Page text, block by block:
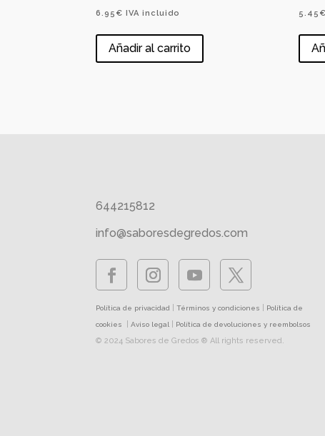
6.95 € IVA incluido
Añadir al carrito
5.45 €
644215812
info@saboresdegredos.com
Política de privacidad |Términos y condiciones Política de
cookies |Aviso legal Política de devoluciones y reembolsos
© 2024 Sabores de Gredos ® All rights reserved.